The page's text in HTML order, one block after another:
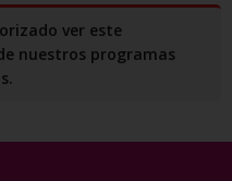
ver este
nuestros programas